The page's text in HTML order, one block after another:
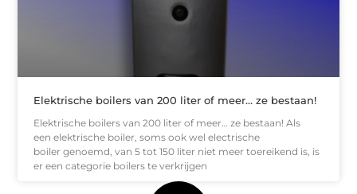
Elektrische boilers van 200 liter of meer… ze bestaan!
Elektrische boilers van 200 liter of meer… ze bestaan! Als
een elektrische boiler, soms ook wel electrische
boiler genoemd, van 5 tot 150 liter niet meer toereikend is, is
er een categorie boilers te verkrijgen